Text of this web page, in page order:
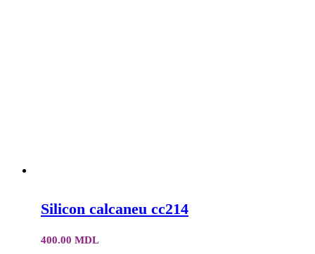
Silicon calcaneu cc214
400.00 MDL